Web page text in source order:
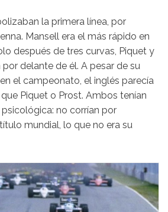
la primera línea, por
Mansell era el más rápido en
después de tres curvas, Piquet y
delante de él. A pesar de su
el campeonato, el inglés parecía
Piquet o Prost. Ambos tenían
no corrían por
mundial, lo que no era su